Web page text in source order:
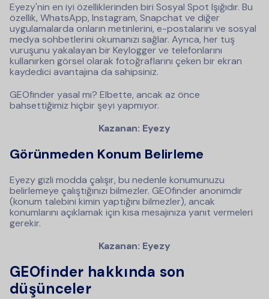
Eyezy'nin en iyi özelliklerinden biri Sosyal Spot Işığıdır. Bu
özellik, WhatsApp, Instagram, Snapchat ve diğer
uygulamalarda onların metinlerini, e-postalarını ve sosyal
medya sohbetlerini okumanızı sağlar. Ayrıca, her tuş
vuruşunu yakalayan bir Keylogger ve telefonlarını
kullanırken görsel olarak fotoğraflarını çeken bir ekran
kaydedici avantajına da sahipsiniz.
GEOfinder yasal mı? Elbette, ancak az önce
bahsettiğimiz hiçbir şeyi yapmıyor.
Kazanan: Eyezy
Görünmeden Konum Belirleme
Eyezy gizli modda çalışır, bu nedenle konumunuzu
belirlemeye çalıştığınızı bilmezler. GEOfinder anonimdir
(konum talebini kimin yaptığını bilmezler), ancak
konumlarını açıklamak için kısa mesajınıza yanıt vermeleri
gerekir.
Kazanan: Eyezy
GEOfinder hakkında son
düşünceler